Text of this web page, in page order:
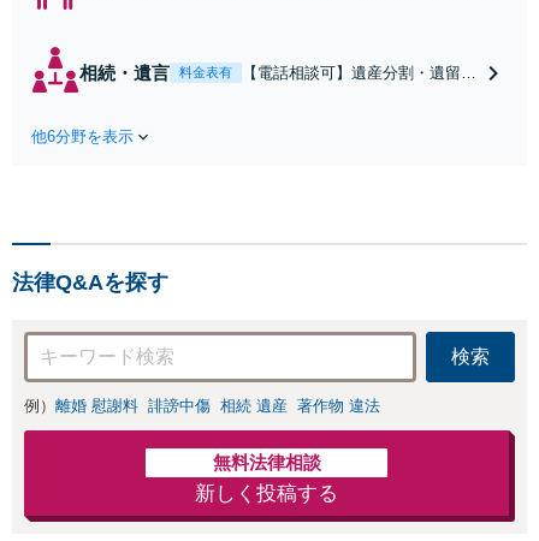
離婚に関するご相
相続・遺言 料金表有
【電話相談可】遺産分割・遺留
ぞお電話ください。
他6分野を表示
法律Q&Aを探す
検索
例） 離婚 慰謝料 誹謗中傷 相続 遺産 著作物 違法
無料法律相談
新しく投稿する